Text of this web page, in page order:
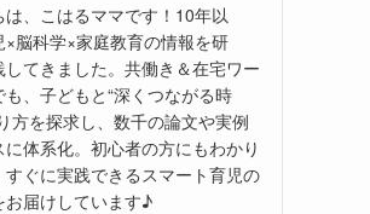
は、こはるママです！10年以
×脳科学×家庭教育の情報を研
してきました。共働き＆在宅ワー
も、子どもと“深くつながる時
方を探求し、数千の論文や実例
に体系化。初心者の方にもわかり
すぐに実践できるスマート育児の
お届けしています♪